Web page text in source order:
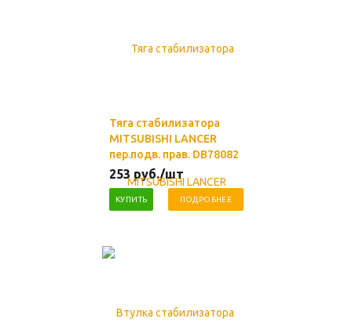
Тяга стабилизатора
MITSUBISHI LANCER
пер.подв. прав. DB78082
253 руб./шт
КУПИТЬ ПОДРОБНЕЕ